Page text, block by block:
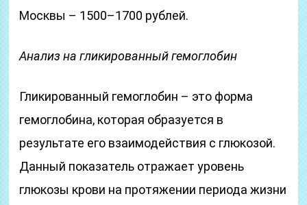
Москвы – 1500–1700 рублей.
Анализ на гликированный гемоглобин
Гликированный гемоглобин – это форма
гемоглобина, которая образуется в
результате его взаимодействия с глюкозой.
Данный показатель отражает уровень
глюкозы крови на протяжении периода жизни